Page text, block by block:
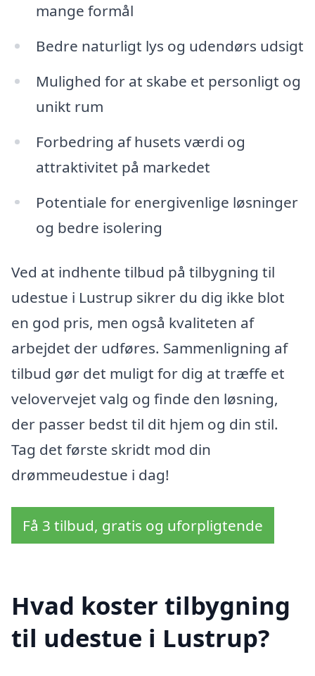
mange formål
Bedre naturligt lys og udendørs udsigt
Mulighed for at skabe et personligt og
unikt rum
Forbedring af husets værdi og
attraktivitet på markedet
Potentiale for energivenlige løsninger
og bedre isolering
Ved at indhente tilbud på tilbygning til
udestue i Lustrup sikrer du dig ikke blot
en god pris, men også kvaliteten af
arbejdet der udføres. Sammenligning af
tilbud gør det muligt for dig at træffe et
velovervejet valg og finde den løsning,
der passer bedst til dit hjem og din stil.
Tag det første skridt mod din
drømmeudestue i dag!
Få 3 tilbud, gratis og uforpligtende
Hvad koster tilbygning
til udestue i Lustrup?